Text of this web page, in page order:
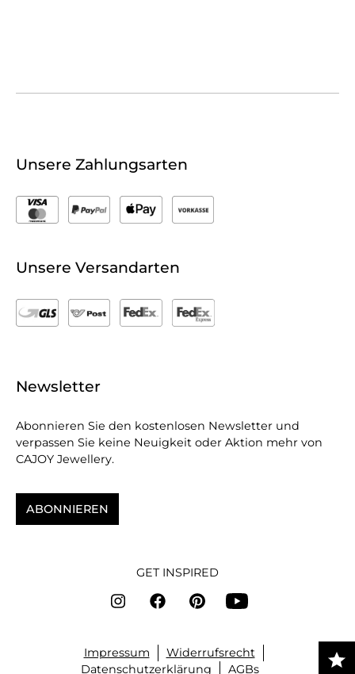
Unsere Zahlungsarten
Unsere Versandarten
Newsletter
Abonnieren Sie den kostenlosen Newsletter und
verpassen Sie keine Neuigkeit oder Aktion mehr von
CAJOY Jewellery.
ABONNIEREN
GET INSPIRED
Impressum
Widerrufsrecht
Datenschutzerklärung
AGBs